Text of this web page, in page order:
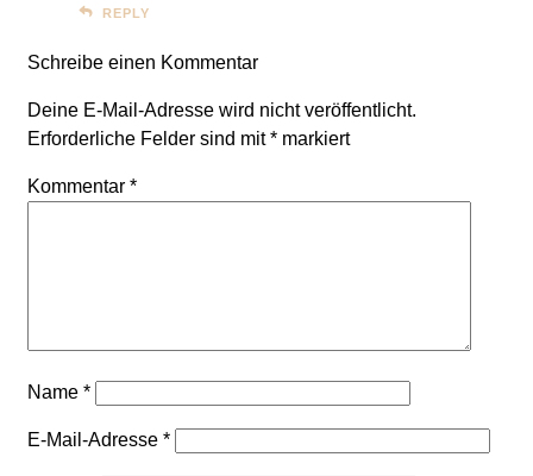
REPLY
Schreibe einen Kommentar
Deine E-Mail-Adresse wird nicht veröffentlicht.
Erforderliche Felder sind mit* markiert
Kommentar *
Name *
E-Mail-Adresse *